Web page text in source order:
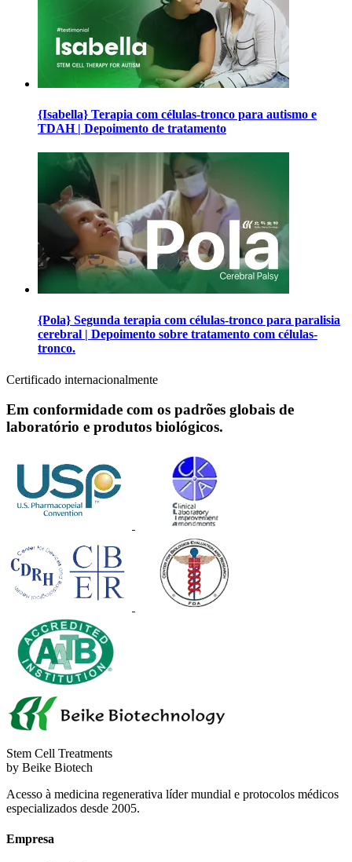
{Isabella} Terapia com células-tronco para autismo e
TDAH | Depoimento de tratamento
{Pola} Segunda terapia com células-tronco para paralisia
cerebral | Depoimento sobre tratamento com células-
tronco.
Certificado internacionalmente
Em conformidade com os padrões globais de
laboratório e produtos biológicos.
Stem Cell Treatments
by Beike Biotech
Acesso à medicina regenerativa líder mundial e protocolos médicos
especializados desde 2005.
Empresa